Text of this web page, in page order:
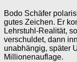
Bodo Schäfer
gutes Zeichen. Er
Lehrstuhl-Realität,
verschuldet, dann
unabhängig, später
Millionenauflage.